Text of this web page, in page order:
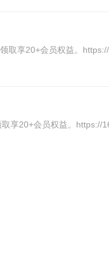
取享20+会员权益。
享20+会员权益。https://